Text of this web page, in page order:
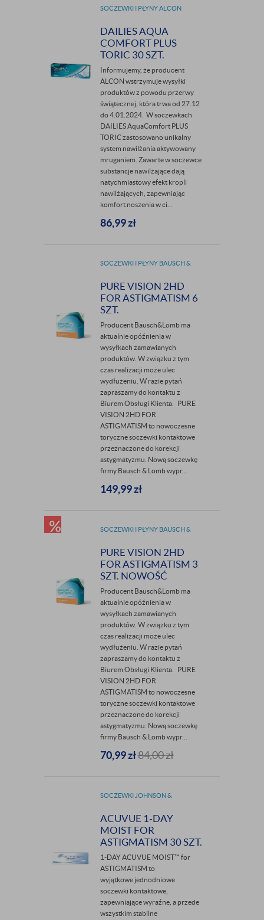
SOCZEWKI I PŁYNY ALCON
DAILIES AQUA
COMFORT PLUS
TORIC 30 SZT.
Informujemy, że producent
ALCON wstrzymuje wysyłki
produktów z powodu przerwy
świątecznej, która trwa od 27.12
do 4.01.2024. W soczewkach
DAILIES AquaComfort PLUS
TORIC zastosowano unikalny
system nawilżania aktywowany
mruganiem. Zawarte w soczewce
substancje nawilżające dają
natychmiastowy efekt kropli
nawilżających, zapewniając
komfort noszenia w ci...
86,99zł
SOCZEWKI I PŁYNY BAUSCH &
PURE VISION 2HD
FOR ASTIGMATISM 6
SZT.
Producent Bausch&Lomb ma
aktualnie opóźnienia w
wysyłkach zamawianych
produktów. W związku z tym
czas realizacji może ulec
wydłużeniu. W razie pytań
zapraszamy do kontaktu z
Biurem Obsługi Klienta. PURE
VISION 2HD FOR
ASTIGMATISM to nowoczesne
toryczne soczewki kontaktowe
przeznaczone do korekcji
astygmatyzmu. Nową soczewkę
firmy Bausch & Lomb wypr...
149,99zł
SOCZEWKI I PŁYNY BAUSCH &
PURE VISION 2HD
FOR ASTIGMATISM 3
SZT. NOWOŚĆ
Producent Bausch&Lomb ma
aktualnie opóźnienia w
wysyłkach zamawianych
produktów. W związku z tym
czas realizacji może ulec
wydłużeniu. W razie pytań
zapraszamy do kontaktu z
Biurem Obsługi Klienta. PURE
VISION 2HD FOR
ASTIGMATISM to nowoczesne
toryczne soczewki kontaktowe
przeznaczone do korekcji
astygmatyzmu. Nową soczewkę
firmy Bausch & Lomb wypr...
70,99zł84,00zł
SOCZEWKI JOHNSON &
ACUVUE 1-DAY
MOIST FOR
ASTIGMATISM 30 SZT.
1-DAY ACUVUE MOIST™ for
ASTIGMATISM to
wyjątkowe jednodniowe
soczewki kontaktowe,
zapewniające wyraźne, a przede
wszystkim stabilne